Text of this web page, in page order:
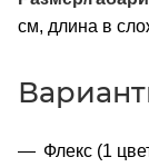
см, длина в
Флекс (1